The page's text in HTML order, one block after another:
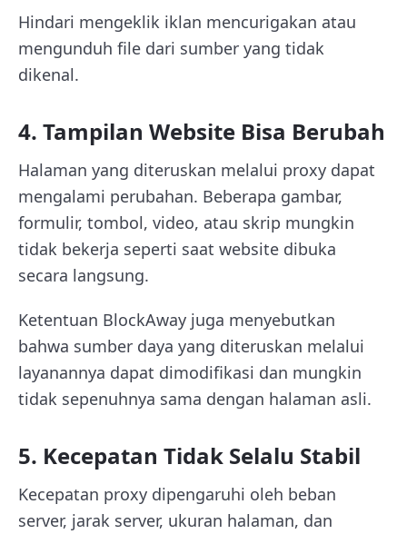
Hindari mengeklik iklan mencurigakan atau
mengunduh file dari sumber yang tidak
dikenal.
4. Tampilan Website Bisa Berubah
Halaman yang diteruskan melalui proxy dapat
mengalami perubahan. Beberapa gambar,
formulir, tombol, video, atau skrip mungkin
tidak bekerja seperti saat website dibuka
secara langsung.
Ketentuan BlockAway juga menyebutkan
bahwa sumber daya yang diteruskan melalui
layanannya dapat dimodifikasi dan mungkin
tidak sepenuhnya sama dengan halaman asli.
5. Kecepatan Tidak Selalu Stabil
Kecepatan proxy dipengaruhi oleh beban
server, jarak server, ukuran halaman, dan